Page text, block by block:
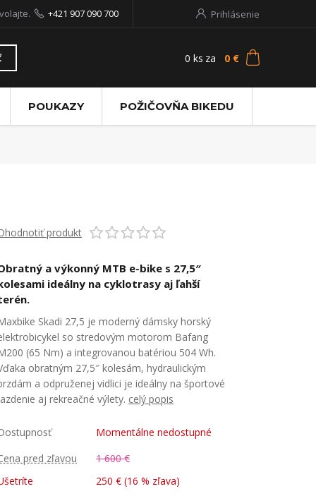
Prihlásenie
+421 907 090 700
0 ks za 0 €
POUKAZY POŽIČOVŇA BIKEDU
produkt
a výkonný MTB e-bike s 27,5″
ideálny na cyklotrasy aj ľahší
Skadi 27,5 je moderný dámsky horský
so stredovým motorom Bafang
(65 Nm) a integrovanou batériou 504 Wh.
obratným 27,5″ kolesám, hydraulickým
a odpruženej vidlici je ideálny na športové
aj rekreačné výlety. celý popis
Momentálne nedostupné
pred zľavou
1 600 €
250 € (16 % zľava)